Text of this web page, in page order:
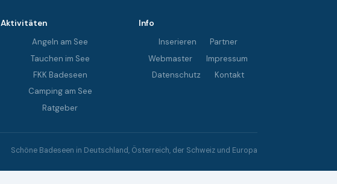
Aktivitäten
Angeln am See
Tauchen im See
FKK Badeseen
Camping am See
Ratgeber
Info
Inserieren
Partner
Webmaster
Impressum
Datenschutz
Kontakt
Schöne Badeseen in Deutschland, Österreich, der Schweiz und Europa